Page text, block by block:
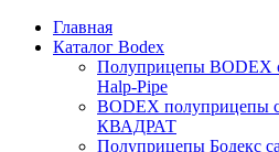
Главная
Каталог Bodex
Полуприцепы BODEX
Нalp-Pipe
BODEX полуприцепы
КВАДРАТ
Полуприцепы Бодекс